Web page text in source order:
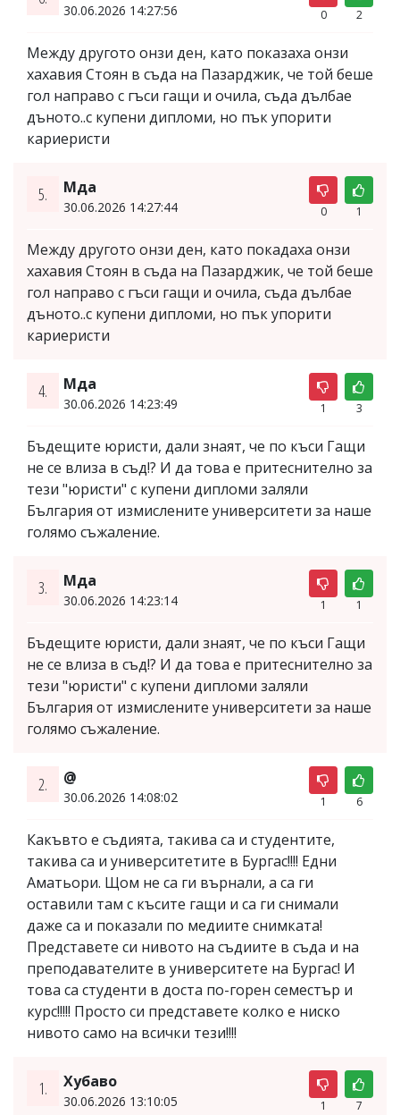
30.06.2026 14:27:56 0 2
Между другото онзи ден, като показаха онзи
хахавия Стоян в съда на Пазарджик, че той беше
гол направо с гъси гащи и очила, съда дълбае
дъното..с купени дипломи, но пък упорити
кариеристи
5. Мда
30.06.2026 14:27:44 0 1
Между другото онзи ден, като покадаха онзи
хахавия Стоян в съда на Пазарджик, че той беше
гол направо с гъси гащи и очила, съда дълбае
дъното..с купени дипломи, но пък упорити
кариеристи
4. Мда
30.06.2026 14:23:49 1 3
Бъдещите юристи, дали знаят, че по къси Гащи
не се влиза в съд!? И да това е притеснително за
тези "юристи" с купени дипломи заляли
България от измислените университети за наше
голямо съжаление.
3. Мда
30.06.2026 14:23:14 1 1
Бъдещите юристи, дали знаят, че по къси Гащи
не се влиза в съд!? И да това е притеснително за
тези "юристи" с купени дипломи заляли
България от измислените университети за наше
голямо съжаление.
2. @
30.06.2026 14:08:02 1 6
Какъвто е съдията, такива са и студентите,
такива са и университетите в Бургас!!!! Едни
Аматьори. Щом не са ги върнали, а са ги
оставили там с късите гащи и са ги снимали
даже са и показали по медиите снимката!
Представете си нивото на съдиите в съда и на
преподавателите в университете на Бургас! И
това са студенти в доста по-горен семестър и
курс!!!!! Просто си представете колко е ниско
нивото само на всички тези!!!!
1. Хубаво
30.06.2026 13:10:05 1 7